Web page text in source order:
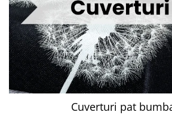
Cuverturi pat